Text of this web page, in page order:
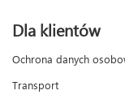
Dla klientów
Ochrona danych
Transport